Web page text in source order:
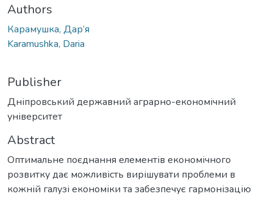
Authors
Карамушка, Дар’я
Karamushka, Daria
Publisher
Дніпровський державний аграрно-економічний
університет
Abstract
Оптимальне поєднання елементів економічного
розвитку дає можливість вирішувати проблеми в
кожній галузі економіки та забезпечує гармонізацію